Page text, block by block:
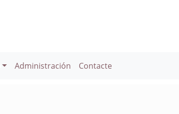
Administración Contacte